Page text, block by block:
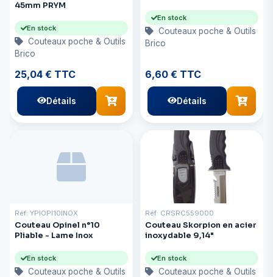
45mm PRYM
En stock
Couteaux poche & Outils
Brico
25,04 € TTC
Détails
En stock
Couteaux poche & Outils
Brico
6,60 € TTC
Détails
Réf: YPIOPI10INOX
Couteau Opinel n°10
Pliable - Lame Inox
En stock
Couteaux poche & Outils
Réf: CRSRC559000
Couteau Skorpion en acier
inoxydable 9,14"
En stock
Couteaux poche & Outils